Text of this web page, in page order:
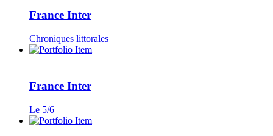
France Inter
Chroniques littorales
France Inter
Le 5/6